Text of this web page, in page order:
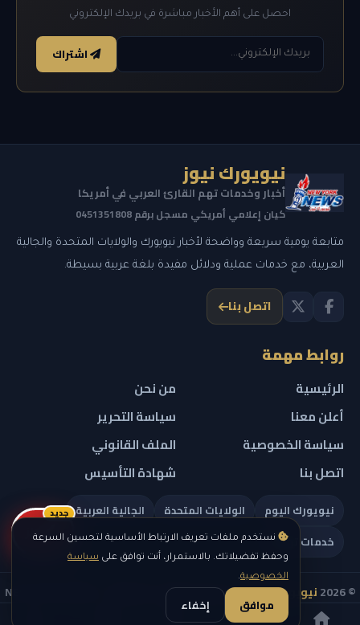
نستخدم ملفات تعريف الارتباط الأساسية لتحسين السرعة
وحفظ تفضيلاتك. بالاستمرار، أنت توافق على سياسة
الخصوصية.
موافق إخفاء
احصل على أهم الأخبار مباشرة في بريدك الإلكتروني
اشتراك
نيويورك نيوز
أخبار وخدمات تهم القارئ العربي في أمريكا
كيان إعلامي أمريكي مسجل برقم 0451351808
متابعة يومية سريعة وواضحة لأخبار نيويورك والولايات المتحدة والجالية
العربية، مع خدمات عملية ودلائل مفيدة بلغة عربية بسيطة.
اتصل بنا
روابط مهمة
الرئيسية
من نحن
أعلن معنا
سياسة التحرير
سياسة الخصوصية
الملف القانوني
اتصل بنا
شهادة التأسيس
نيويورك اليوم الولايات المتحدة
الجالية العربية
خدمات تهمك
© 2026 نيويورك نيوز
— جميع الحقوق محفوظة — NEW YORK NEWS
IN ARABIC LLC — رقم التسجيل 0451351808
ريلز
جديد